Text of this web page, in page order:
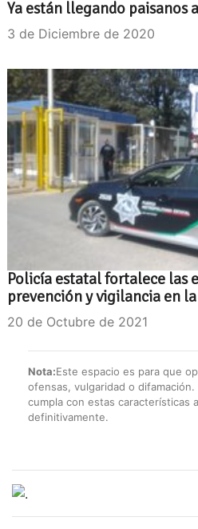
Ya están llegando paisanos
3 de Diciembre de 2020
Policía estatal fortalece las
prevención y vigilancia en
20 de Octubre de 2021
Nota:Este espacio es para que
ofensas, vulgaridad o
cumpla con estas características
definitivamente.